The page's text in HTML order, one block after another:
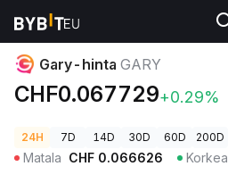
Kryptohinnat
Gary-hinta GARY
CHF0.067729+0.29%
24H 7D 14D 30D 60D 200D
Matala CHF 0.066626 Korkea